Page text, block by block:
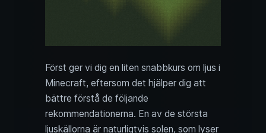
Först ger vi dig en liten snabbkurs om ljus i
Minecraft, eftersom det hjälper dig att
bättre förstå de följande
rekommendationerna. En av de största
ljuskällorna är naturligtvis solen, som lyser